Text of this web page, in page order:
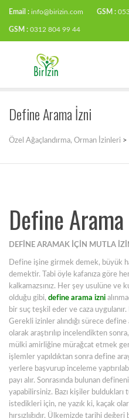
Email : info@birizin.com GSM :
GSM : 0312 804 99 44
Define Arama İzni
Özel Ağaçlandırma, Orman İzinleri >
Define
DEFİNE ARAMAK İÇİN MUTLA
Define işine girmek demek, büyük
demektir. Tabi öyle kafanıza göre
kalkamazsınız. Her şey usulüne ve
olduğu gibi, define arama izni
bir suç teşkil eder ve caza uygulanır.
Gerekli izinler alındığı sürece define
olarak araştırılıp incelendikten
mülki amirliğine mürağcat etmek
işlemler yapıldıktan sonra define
yerlere başvurup inceleme
payı alır. Sonrasında bulunan
yapabilirsiniz. Bazı kişiler buldukları
istedikleri için, ne yazık ki, kaçak
hırsızlığıdır. Ülkemizde tarihi